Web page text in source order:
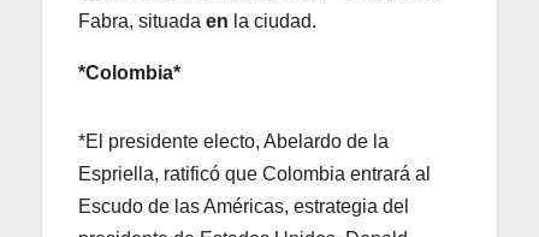
Fabra, situada en la ciudad.
*Colombia*
*El presidente electo, Abelardo de la
Espriella, ratificó que Colombia entrará al
Escudo de las Américas, estrategia del